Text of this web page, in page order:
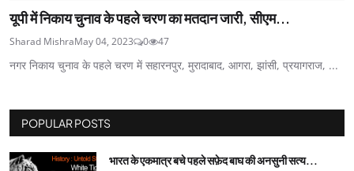
यूपी में निकाय चुनाव के पहले चरण का मतदान जारी, सीएम...
Sharad MishraMay 04, 2023 0 47
नगर निकाय चुनाव के पहले चरण में सहारनपुर, मुरादाबाद, आगरा, झांसी, प्रयागराज, ...
POPULAR POSTS
भारत के एकमात्र बचे पहले सफ़ेद बाघ की अनसुनी सत्य...